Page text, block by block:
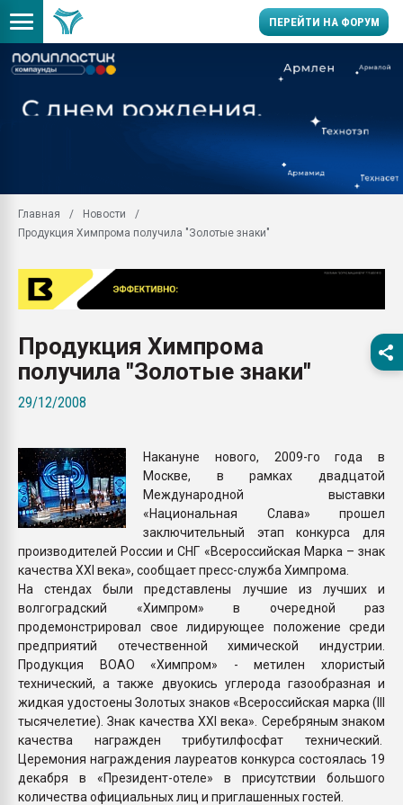
ПЕРЕЙТИ НА ФОРУМ
заводу пластмасс"
28.07.2026
28.07.2026
ПЕРЕЙТИ НА
Главная
Новости
Продукция Химпрома получила "Золотые знаки"
Продукция Химпрома
получила "Золотые знаки"
29/12/2008
Накануне нового, 2009-го года в
Москве, в рамках двадцатой
Международной выставки
«Национальная Слава» прошел
заключительный этап конкурса для
производителей России и СНГ «Всероссийская Марка – знак
качества XXI века», сообщает пресс-служба Химпрома.
На стендах были представлены лучшие из лучших и
волгоградский «Химпром» в очередной раз
продемонстрировал свое лидирующее положение среди
предприятий отечественной химической индустрии.
Продукция ВОАО «Химпром» - метилен хлористый
технический, а также двуокись углерода газообразная и
жидкая удостоены Золотых знаков «Всероссийская марка (III
тысячелетие). Знак качества XXI века». Серебряным знаком
качества награжден трибутилфосфат технический.
Церемония награждения лауреатов конкурса состоялась 19
декабря в «Президент-отеле» в присутствии большого
количества официальных лиц и приглашенных гостей.